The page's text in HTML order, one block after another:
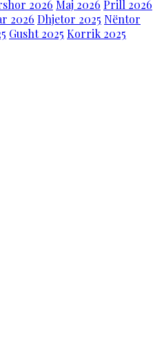
2026 Maj 2026 Prill 2026
2026 Dhjetor 2025 Nëntor
Gusht 2025 Korrik 2025